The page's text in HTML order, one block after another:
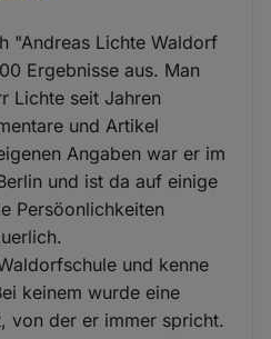
"Andreas Lichte Waldorf
Ergebnisse aus. Man
Lichte seit Jahren
und Artikel
Angaben war er im
und ist da auf einige
Persöonlichkeiten
und kenne
keinem wurde eine
von der er immer spricht.